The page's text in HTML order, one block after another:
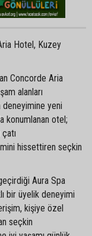
Hotel, Kuzey
Concorde Aria
alanları
deneyimine yeni
konumlanan otel;
hissettiren seçkin
Aura Spa
bir üyelik deneyimi
kişiye özel
seçkin